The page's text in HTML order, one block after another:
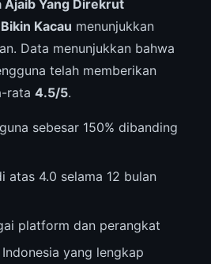
Yang Direkrut
Kacau menunjukkan
Data menunjukkan bahwa
telah memberikan
rata 4.5/5.
sebesar 150% dibanding
atas 4.0 selama 12 bulan
platform dan perangkat
yang lengkap